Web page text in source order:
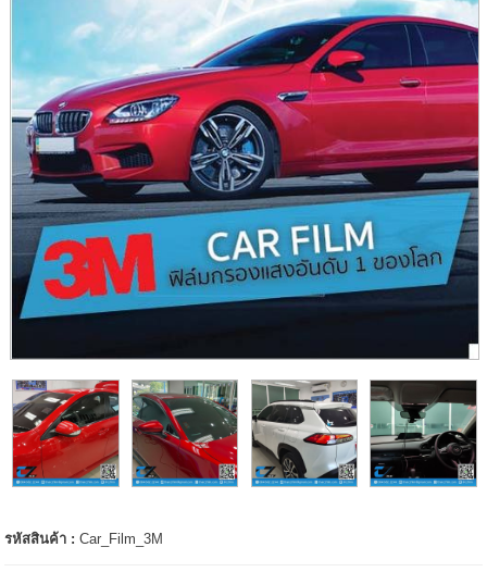
รหัสสินค้า :Car_Film_3M